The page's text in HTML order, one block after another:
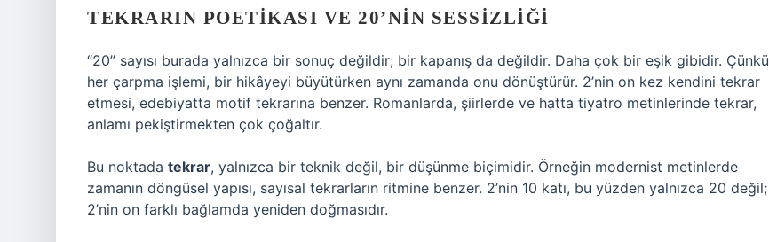
TEKRARIN POETIKASI VE 20’NIN SESSIZLIĞI
“20” sayısı burada yalnızca bir sonuç değildir; bir kapanış da değildir. Daha çok bir eşik gibidir. Çünkü
her çarpma işlemi, bir hikâyeyi büyütürken aynı zamanda onu dönüştürür. 2’nin on kez kendini tekrar
etmesi, edebiyatta motif tekrarına benzer. Romanlarda, şiirlerde ve hatta tiyatro metinlerinde tekrar,
anlamı pekiştirmekten çok çoğaltır.
Bu noktada tekrar, yalnızca bir teknik değil, bir düşünme biçimidir. Örneğin modernist metinlerde
zamanın döngüsel yapısı, sayısal tekrarların ritmine benzer. 2’nin 10 katı, bu yüzden yalnızca 20 değil;
2’nin on farklı bağlamda yeniden doğmasıdır.